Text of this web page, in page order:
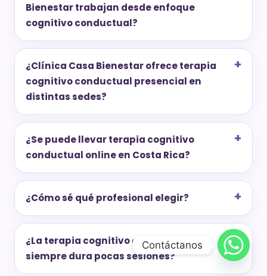
Bienestar trabajan desde enfoque
cognitivo conductual?
¿Clínica Casa Bienestar ofrece terapia
cognitivo conductual presencial en
distintas sedes?
¿Se puede llevar terapia cognitivo
conductual online en Costa Rica?
¿Cómo sé qué profesional elegir?
¿La terapia cognitivo conductual
siempre dura pocas sesiones?
Contáctanos